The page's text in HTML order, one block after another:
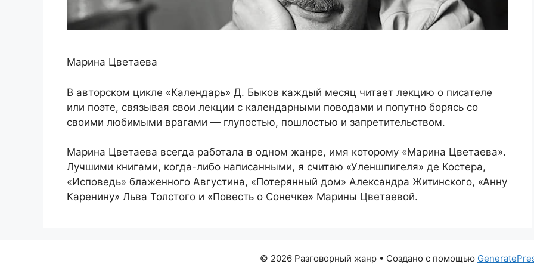
Марина Цветаева
В авторском цикле «Календарь» Д. Быков каждый месяц читает лекцию о писателе
или поэте, связывая свои лекции с календарными поводами и попутно борясь со
своими любимыми врагами — глупостью, пошлостью и запретительством.
Марина Цветаева всегда работала в одном жанре, имя которому «Марина Цветаева».
Лучшими книгами, когда-либо написанными, я считаю «Уленшпигеля» де Костера,
«Исповедь» блаженного Августина, «Потерянный дом» Александра Житинского, «Анну
Каренину» Льва Толстого и «Повесть о Сонечке» Марины Цветаевой.
© 2026 Разговорный жанр • Создано с помощью